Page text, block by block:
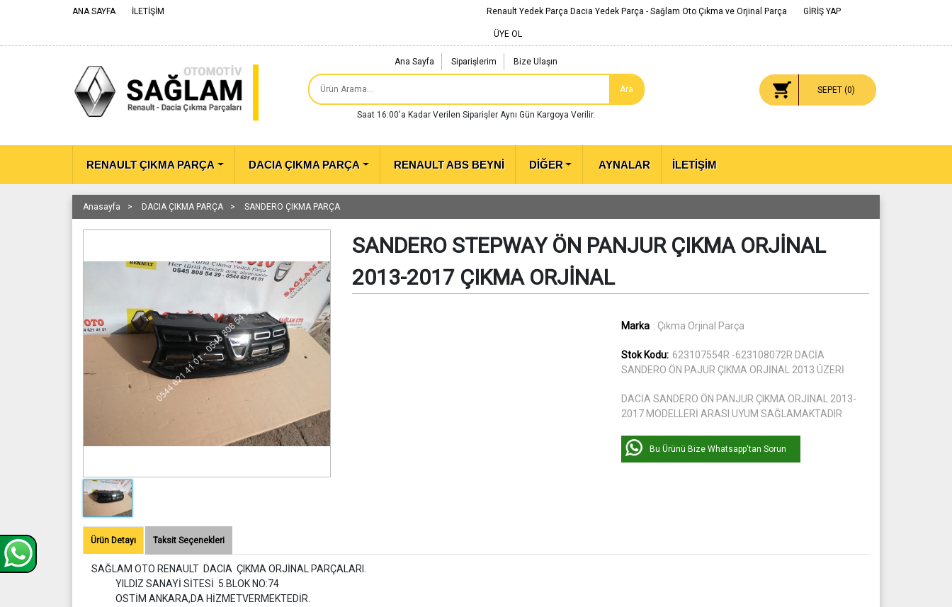
ANA SAYFA İLETİŞİM Renault Yedek Parça Dacia Yedek Parça - Sağlam Oto Çıkma ve Orjinal Parça GİRİŞ YAP
ÜYE OL
Ana Sayfa Siparişlerim Bize Ulaşın
Ara
Saat 16:00'a Kadar Verilen Siparişler Aynı Gün Kargoya Verilir.
SEPET (0)
RENAULT ÇIKMA PARÇA DACIA ÇIKMA PARÇA RENAULT ABS BEYNİ DİĞER AYNALAR İLETİŞİM
Anasayfa DACIA ÇIKMA PARÇA SANDERO ÇIKMA PARÇA
SANDERO STEPWAY ÖN PANJUR ÇIKMA ORJİNAL
2013-2017 ÇIKMA ORJİNAL
Marka : Çıkma Orjinal Parça
Stok Kodu: 623107554R -623108072R DACİA
SANDERO ÖN PAJUR ÇIKMA ORJİNAL 2013 ÜZERİ
DACİA SANDERO ÖN PANJUR ÇIKMA ORJİNAL 2013-
2017 MODELLERİ ARASI UYUM SAĞLAMAKTADIR
Bu Ürünü Bize Whatsapp'tan Sorun
Ürün Detayı Taksit Seçenekleri
SAĞLAM OTO RENAULT DACIA ÇIKMA ORJİNAL PARÇALARI.
YILDIZ SANAYİ SİTESİ 5.BLOK NO:74
OSTİM ANKARA,DA HİZMETVERMEKTEDİR.